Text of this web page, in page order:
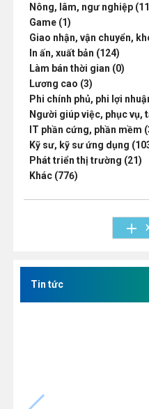
Nông, lâm, ngư nghiệp
Game (1)
Giao nhận, vận chuyển,
In ấn, xuất bản (124)
Làm bán thời gian (0)
Lương cao (3)
Phi chính phủ, phi lợi
Người giúp việc, phục vụ,
IT phần cứng, phần mềm
Kỹ sư, kỹ sư ứng dụng
Phát triển thị trường (21)
Khác (776)
add
Tin tức